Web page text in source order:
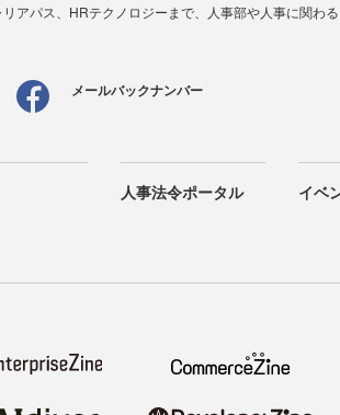
アパス、HRテクノロジーまで、人事部や人事に関わ
メールバックナンバー
人事法令ポータル イベ